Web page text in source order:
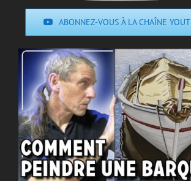
ABONNEZ-VOUS À LA CHAÎNE